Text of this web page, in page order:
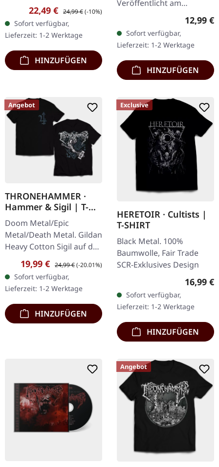
21.10.2022, auf Supreme
Chaos Records. Blutrotes
Doppel-Vinyl im Gatefold-
Cover mit…
Verkaufspreis:
22,49 € Regulärer Preis:
24,99 €(-10%)
Sofort verfügbar,
Lieferzeit: 1-2 Werktage
HINZUFÜGEN
Veröffentlicht am
01.03.2024, auf Supreme
Neuauflage als Jewelcase
CD mit 8-seitigem
Booklet. Das…
12,99 €
Sofort verfügbar,
Lieferzeit: 1-2 Werktage
HINZUFÜGEN
Angebot
THRONEHAMMER ·
Hammer & Sigil | T-
SHIRT
Doom Metal/Epic
Metal/Death Metal. Gildan
Heavy Cotton Sigil auf der
Vorderseite, Hammer &
Chaos Druck auf der
Rückseite. 100%
Baumwolle
Verkaufspreis:
19,99 € Regulärer Preis:
24,99 €(-20.01%)
Sofort verfügbar,
Lieferzeit: 1-2 Werktage
HINZUFÜGEN
Exclusive
HERETOIR · Cultists |
T-SHIRT
Black Metal. 100%
Baumwolle, Fair Trade
SCR-Exklusives Design
16,99 €
Sofort verfügbar,
Lieferzeit: 1-2 Werktage
HINZUFÜGEN
Angebot